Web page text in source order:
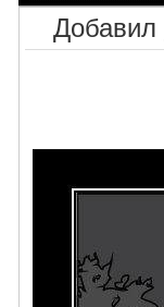
Добавил